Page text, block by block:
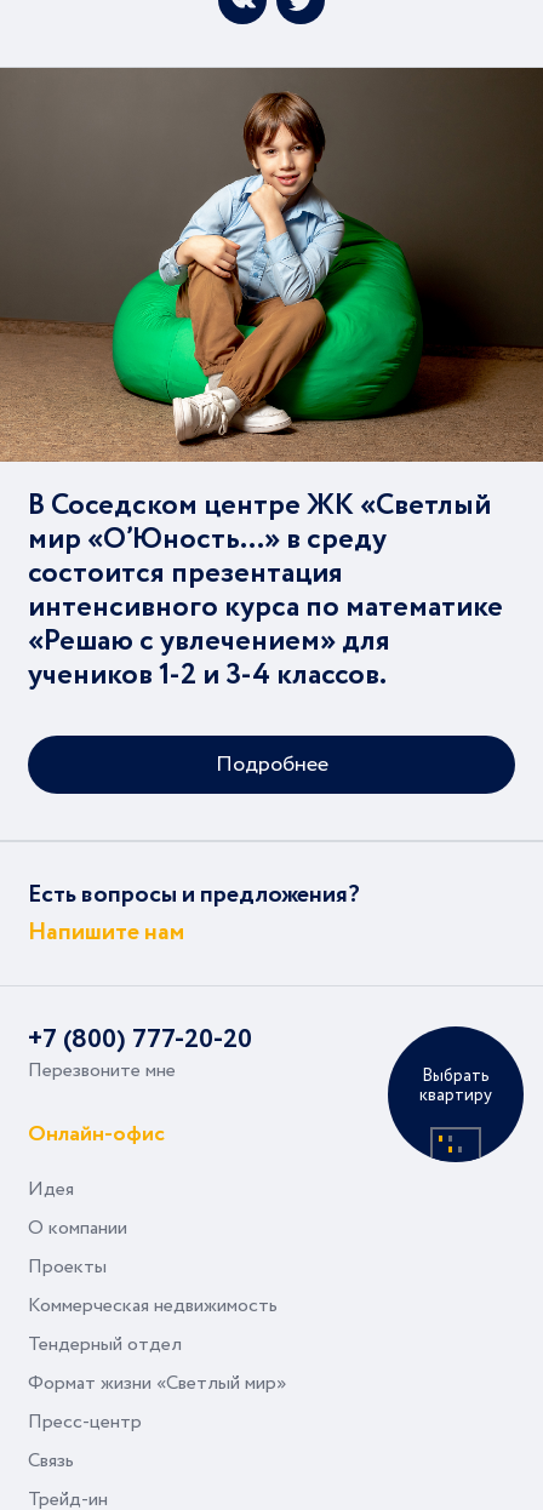
Выбрать
квартиру
В Соседском центре ЖК «Светлый
мир «О’Юность…» в среду
состоится презентация
интенсивного курса по математике
«Решаю с увлечением» для
учеников 1-2 и 3-4 классов.
Подробнее
Есть вопросы и предложения?
Напишите нам
+7 (800) 777-20-20
Перезвоните мне
Онлайн-офис
Идея
О компании
Проекты
Коммерческая недвижимость
Тендерный отдел
Формат жизни «Светлый мир»
Пресс-центр
Связь
Трейд-ин